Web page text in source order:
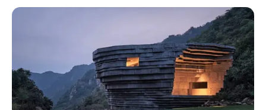
สีมงคลประจำวัน วันศุกร์ ที่
16 มิถุนายน 2566
สีมงคลประจำวันศุกร์ ที่ 16 มิถุนายน 2566